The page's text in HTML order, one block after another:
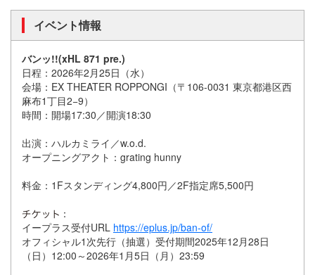
イベント情報
バンッ!!(xHL 871 pre.)
日程：2026年2月25日（水）
会場：EX THEATER ROPPONGI（〒106-0031 東京都港区西
麻布1丁目2−9）
時間：開場17:30／開演18:30
出演：ハルカミライ／w.o.d.
オープニングアクト：grating hunny
料金：1Fスタンディング4,800円／2F指定席5,500円
：
イープラス受付URL https://eplus.jp/ban-of/
オフィシャル1次先行（抽選）受付期間2025年12月28日
（日）12:00～2026年1月5日（月）23:59